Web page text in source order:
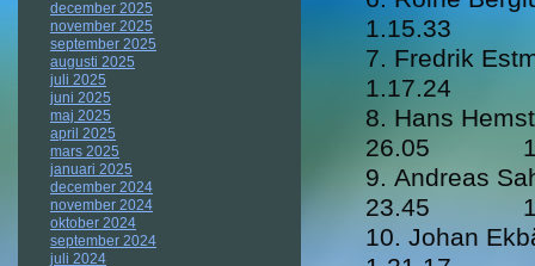
december 2025
november 2025
september 2025
augusti 2025
juli 2025
juni 2025
maj 2025
april 2025
mars 2025
januari 2025
december 2024
november 2024
oktober 2024
september 2024
juli 2024
1.15.33
Fredrik
1.17.24
Hans
26.05
23.45
Johan